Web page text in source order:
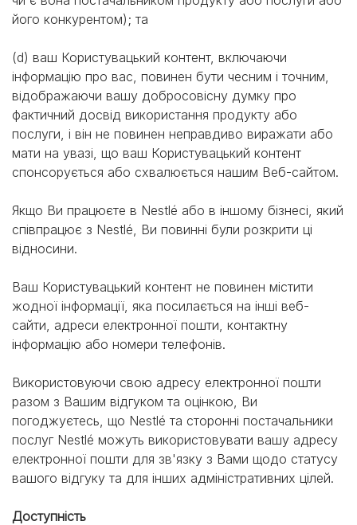
його конкурентом); та
(d) ваш Користувацький контент, включаючи
інформацію про вас, повинен бути чесним і точним,
відображаючи вашу добросовісну думку про
фактичний досвід використання продукту або
послуги, і він не повинен неправдиво виражати або
мати на увазі, що ваш Користувацький контент
спонсорується або схвалюється нашим Веб-сайтом.
Якщо Ви працюєте в Nestlé або в іншому бізнесі, який
співпрацює з Nestlé, Ви повинні були розкрити ці
відносини.
Ваш Користувацький контент не повинен містити
жодної інформації, яка посилається на інші веб-
сайти, адреси електронної пошти, контактну
інформацію або номери телефонів.
Використовуючи свою адресу електронної пошти
разом з Вашим відгуком та оцінкою, Ви
погоджуєтесь, що Nestlé та сторонні постачальники
послуг Nestlé можуть використовувати вашу адресу
електронної пошти для зв'язку з Вами щодо статусу
вашого відгуку та для інших адміністративних цілей.
Доступність